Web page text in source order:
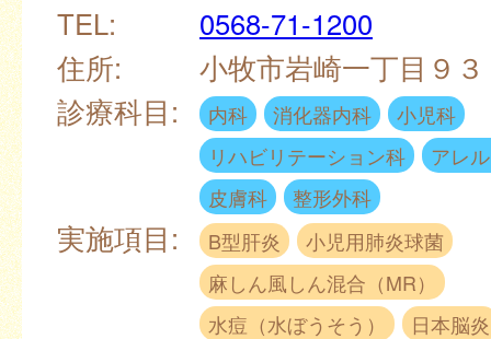
TEL:
0568-71-1200
住所:
小牧市岩崎一丁目９３
診療科目:
内科 消化器内科
小児科
リハビリテーション科
アレ
皮膚科
整形外科
実施項目: B型肝炎
小児用肺炎球菌
麻しん風しん混合（MR）
水痘（水ぼうそう）
日本脳炎